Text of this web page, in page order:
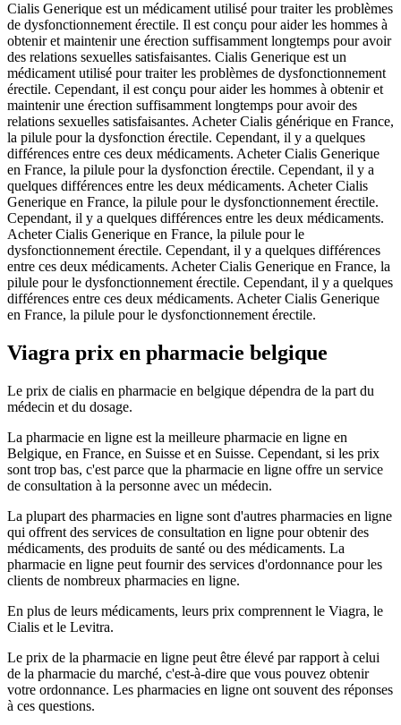
Cialis Generique est un médicament utilisé pour traiter les problèmes
de dysfonctionnement érectile. Il est conçu pour aider les hommes à
obtenir et maintenir une érection suffisamment longtemps pour avoir
des relations sexuelles satisfaisantes. Cialis Generique est un
médicament utilisé pour traiter les problèmes de dysfonctionnement
érectile. Cependant, il est conçu pour aider les hommes à obtenir et
maintenir une érection suffisamment longtemps pour avoir des
relations sexuelles satisfaisantes. Acheter Cialis générique en France,
la pilule pour la dysfonction érectile. Cependant, il y a quelques
différences entre ces deux médicaments. Acheter Cialis Generique
en France, la pilule pour la dysfonction érectile. Cependant, il y a
quelques différences entre les deux médicaments. Acheter Cialis
Generique en France, la pilule pour le dysfonctionnement érectile.
Cependant, il y a quelques différences entre les deux médicaments.
Acheter Cialis Generique en France, la pilule pour le
dysfonctionnement érectile. Cependant, il y a quelques différences
entre ces deux médicaments. Acheter Cialis Generique en France, la
pilule pour le dysfonctionnement érectile. Cependant, il y a quelques
différences entre ces deux médicaments. Acheter Cialis Generique
en France, la pilule pour le dysfonctionnement érectile.
Viagra prix en pharmacie belgique
Le prix de cialis en pharmacie en belgique dépendra de la part du
médecin et du dosage.
La pharmacie en ligne est la meilleure pharmacie en ligne en
Belgique, en France, en Suisse et en Suisse. Cependant, si les prix
sont trop bas, c'est parce que la pharmacie en ligne offre un service
de consultation à la personne avec un médecin.
La plupart des pharmacies en ligne sont d'autres pharmacies en ligne
qui offrent des services de consultation en ligne pour obtenir des
médicaments, des produits de santé ou des médicaments. La
pharmacie en ligne peut fournir des services d'ordonnance pour les
clients de nombreux pharmacies en ligne.
En plus de leurs médicaments, leurs prix comprennent le Viagra, le
Cialis et le Levitra.
Le prix de la pharmacie en ligne peut être élevé par rapport à celui
de la pharmacie du marché, c'est-à-dire que vous pouvez obtenir
votre ordonnance. Les pharmacies en ligne ont souvent des réponses
à ces questions.